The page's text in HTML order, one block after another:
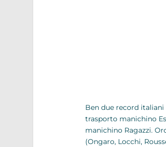
Ben due record italiani
trasporto manichino
manichino Ragazzi.
(Ongaro, Locchi,